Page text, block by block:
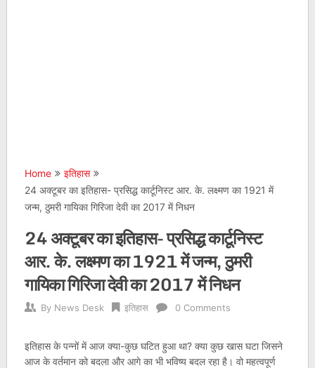
Home
इतिहास
24 अक्टूबर का इतिहास- प्रसिद्ध कार्टूनिस्ट आर. के. लक्ष्मण का 1921 में
जन्म, ठुमरी गायिका गिरिजा देवी का 2017 में निधन
24 अक्टूबर का इतिहास- प्रसिद्ध कार्टूनिस्ट
आर. के. लक्ष्मण का 1921 में जन्म, ठुमरी
गायिका गिरिजा देवी का 2017 में निधन
By News Desk इतिहास 0 Comments
इतिहास के पन्नों में आज क्या-कुछ घटित हुआ था? क्या कुछ खास घटा जिसने
आज के वर्तमान को बदला और आगे का भी भविष्य बदल रहा है। वो महत्वपूर्ण